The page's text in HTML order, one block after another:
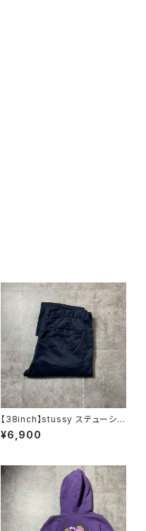
【38inch】stussy ステューシ
ー ジッパーフライ SSリン
ク 刺繍ロゴ ネイビー クロ
¥6,900